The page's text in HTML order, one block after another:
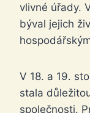
vlivné úřady.
býval jejich
V 18. a 19.
stala
společnosti.